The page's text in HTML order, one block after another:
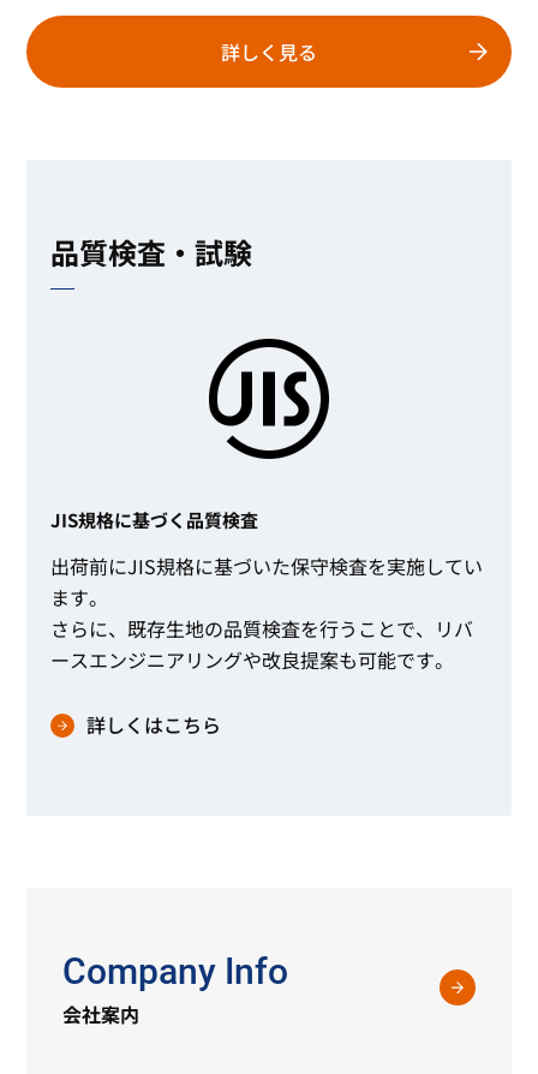
詳しく見る
品質検査・試験
JIS規格に基づく品質検査
出荷前にJIS規格に基づいた保守検査を実施してい
ます。
さらに、既存生地の品質検査を行うことで、リバ
ースエンジニアリングや改良提案も可能です。
詳しくはこちら
Company Info
会社案内